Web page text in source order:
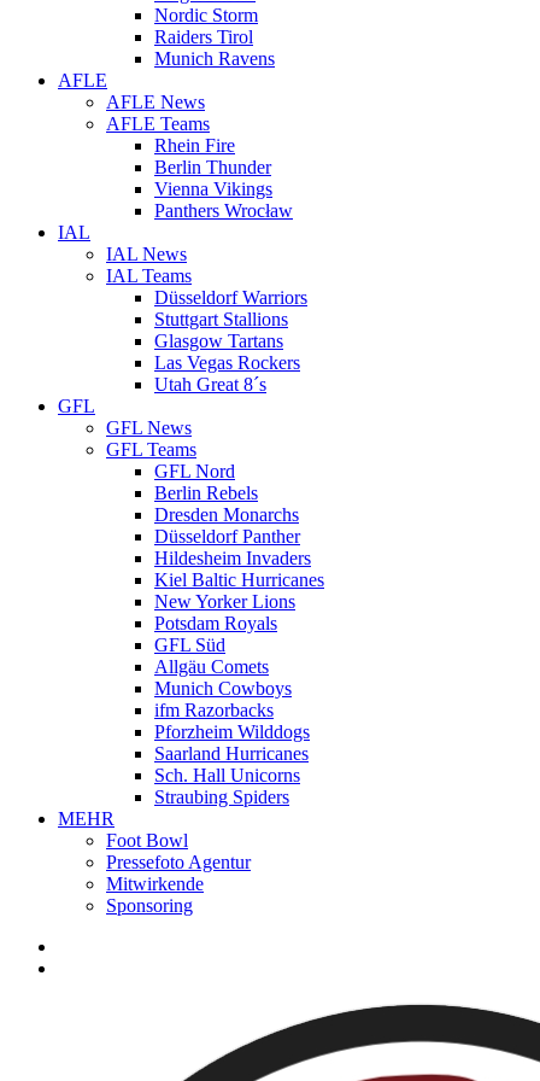
Nordic Storm
Raiders Tirol
Munich Ravens
AFLE
AFLE News
AFLE Teams
Rhein Fire
Berlin Thunder
Vienna Vikings
Panthers Wrocław
IAL
IAL News
IAL Teams
Düsseldorf Warriors
Stuttgart Stallions
Glasgow Tartans
Las Vegas Rockers
Utah Great 8´s
GFL
GFL News
GFL Teams
GFL Nord
Berlin Rebels
Dresden Monarchs
Düsseldorf Panther
Hildesheim Invaders
Kiel Baltic Hurricanes
New Yorker Lions
Potsdam Royals
GFL Süd
Allgäu Comets
Munich Cowboys
ifm Razorbacks
Pforzheim Wilddogs
Saarland Hurricanes
Sch. Hall Unicorns
Straubing Spiders
MEHR
Foot Bowl
Pressefoto Agentur
Mitwirkende
Sponsoring